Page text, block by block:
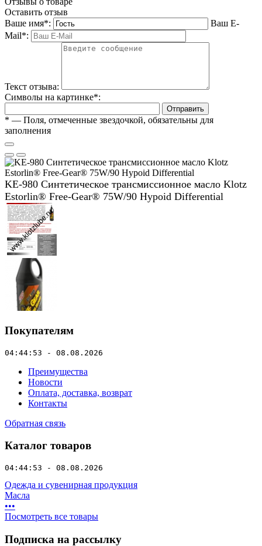
Оставить отзыв
Ваше имя*:
Ваш E-
Mail*:
Текст отзыва:
Символы на картинке*:
Отправить
* — Поля, отмеченные звездочкой, обязательны для
заполнения
KE-980 Синтетическое трансмиссионное масло Klotz
Estorlin® Free-Gear® 75W/90 Hypoid Differential
Покупателям
04:44:53 - 08.08.2026
Преимущества
Новости
Оплата, доставка, возврат
Контакты
Обратная связь
Каталог товаров
04:44:53 - 08.08.2026
Одежда и сувенирная продукция
Масла
•••
Посмотреть все товары
Подписка на рассылку